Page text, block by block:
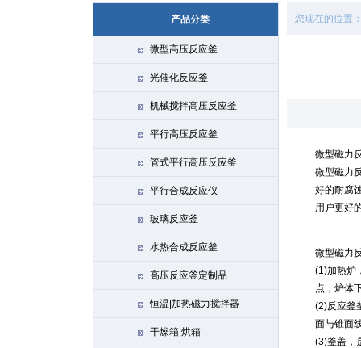
产品分类
微型高压反应釜
光催化反应釜
机械搅拌高压反应釜
平行高压反应釜
管式平行高压反应釜
平行合成反应仪
玻璃反应釜
水热合成反应釜
高压反应釜定制品
恒温|加热磁力搅拌器
干燥箱|烘箱
您现在的位置
微型磁力
微型磁力
好的耐腐
用户更好
微型磁力
(1)加热炉
点，炉体
(2)反应釜
面与锥面
(3)釜盖，